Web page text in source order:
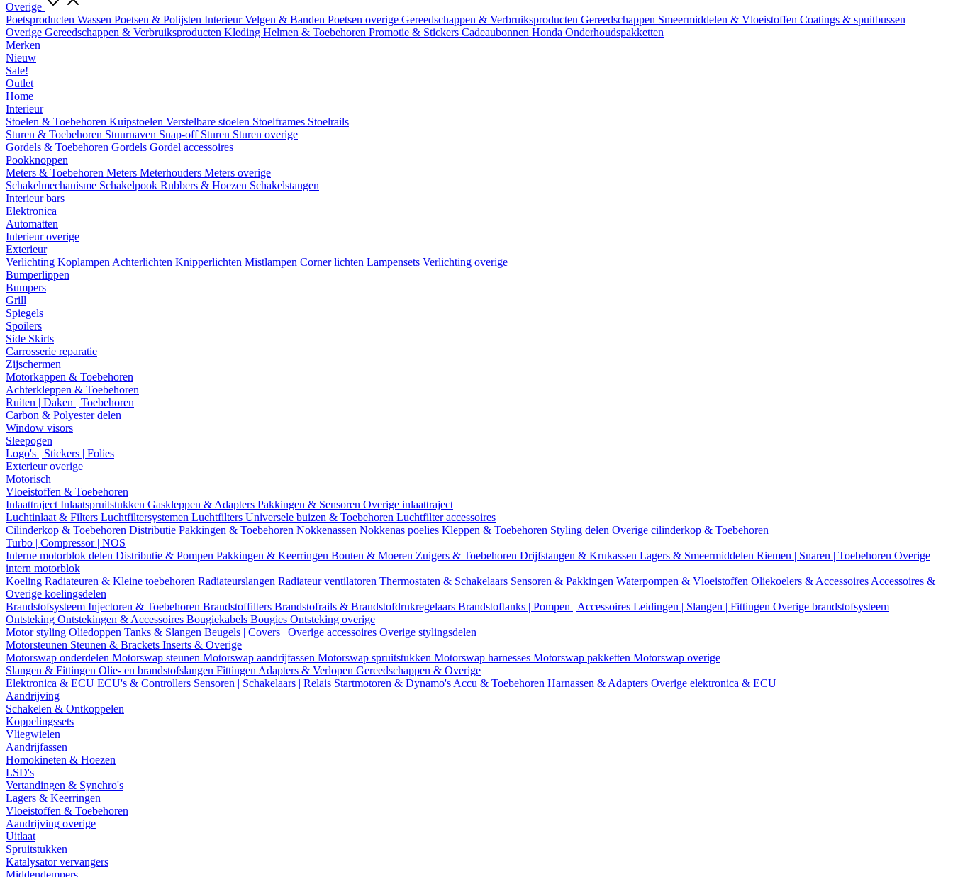
Overige
Poetsproducten Wassen Poetsen & Polijsten InterieurVelgen & Banden Poetsen overige Gereedschappen & Verbruiksproducten Gereedschappen Smeermiddelen & Vloeistoffen Coatings & spuitbussen
Overige Gereedschappen & Verbruiksproducten Kleding Helmen & Toebehoren Promotie & Stickers Cadeaubonnen Honda Onderhoudspakketten
Merken
Nieuw
Sale!
Outlet
Home
Interieur
Stoelen & Toebehoren Kuipstoelen Verstelbare stoelen Stoelframes Stoelrails
Sturen & Toebehoren Stuurnaven Snap-off Sturen Sturen overige
Gordels & Toebehoren Gordels Gordel accessoires
Pookknoppen
Meters & Toebehoren Meters Meterhouders Meters overige
Schakelmechanisme Schakelpook Rubbers & Hoezen Schakelstangen
Interieur bars
Elektronica
Automatten
Interieur overige
Exterieur
Verlichting Koplampen Achterlichten Knipperlichten Mistlampen Corner lichten Lampensets Verlichting overige
Bumperlippen
Bumpers
Grill
Spiegels
Spoilers
Side Skirts
Carrosserie reparatie
Zijschermen
Motorkappen & Toebehoren
Achterkleppen & Toebehoren
Ruiten | Daken | Toebehoren
Carbon & Polyester delen
Window visors
Sleepogen
Logo's | Stickers | Folies
Exterieur overige
Motorisch
Vloeistoffen & Toebehoren
Inlaattraject Inlaatspruitstukken Gaskleppen & Adapters Pakkingen & Sensoren Overige inlaattraject
Luchtinlaat & Filters Luchtfiltersystemen Luchtfilters Universele buizen & Toebehoren Luchtfilter accessoires
Cilinderkop & Toebehoren Distributie Pakkingen & Toebehoren Nokkenassen Nokkenas poelies Kleppen & Toebehoren Styling delen Overige cilinderkop & Toebehoren
Turbo | Compressor | NOS
Interne motorblok delen Distributie & Pompen Pakkingen & Keerringen Bouten & Moeren Zuigers & Toebehoren Drijfstangen & Krukassen Lagers & Smeermiddelen Riemen | Snaren | Toebehoren Overige
intern motorblok
Koeling Radiateuren & Kleine toebehoren Radiateurslangen Radiateur ventilatoren Thermostaten & Schakelaars Sensoren & Pakkingen Waterpompen & Vloeistoffen Oliekoelers & Accessoires Accessoires &
Overige koelingsdelen
Brandstofsysteem Injectoren & Toebehoren Brandstoffilters Brandstofrails & Brandstofdrukregelaars Brandstoftanks | Pompen | Accessoires Leidingen | Slangen | Fittingen Overige brandstofsysteem
Ontsteking Ontstekingen & Accessoires Bougiekabels Bougies Ontsteking overige
Motor styling Oliedoppen Tanks & Slangen Beugels | Covers | Overige accessoires Overige stylingsdelen
Motorsteunen Steunen & Brackets Inserts & Overige
Motorswap onderdelen Motorswap steunen Motorswap aandrijfassen Motorswap spruitstukken Motorswap harnesses Motorswap pakketten Motorswap overige
Slangen & Fittingen Olie- en brandstofslangen Fittingen Adapters & Verlopen Gereedschappen & Overige
Elektronica & ECU ECU's & Controllers Sensoren | Schakelaars | Relais Startmotoren & Dynamo's Accu & Toebehoren Harnassen & Adapters Overige elektronica & ECU
Aandrijving
Schakelen & Ontkoppelen
Koppelingssets
Vliegwielen
Aandrijfassen
Homokineten & Hoezen
LSD's
Vertandingen & Synchro's
Lagers & Keerringen
Vloeistoffen & Toebehoren
Aandrijving overige
Uitlaat
Spruitstukken
Katalysator vervangers
Middendempers